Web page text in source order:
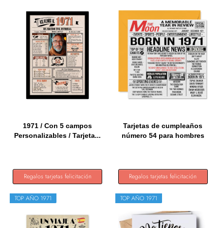
1971 / Con 5 campos
Personalizables / Tarjeta...
Regalos tarjetas felicitación
Tarjetas de cumpleaños
número 54 para hombres
Regalos tarjetas felicitación
TOP AÑO 1971 TOP AÑO 1971